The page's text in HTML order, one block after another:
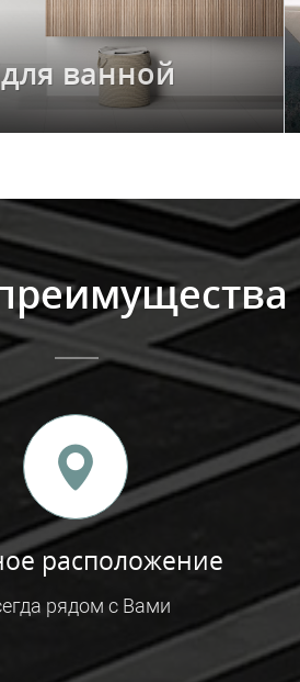
ванной
расположение
рядом с Вами